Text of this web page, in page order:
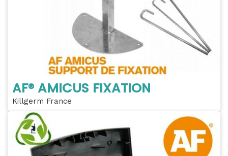
AF® AMICUS FIXATION
Killgerm France